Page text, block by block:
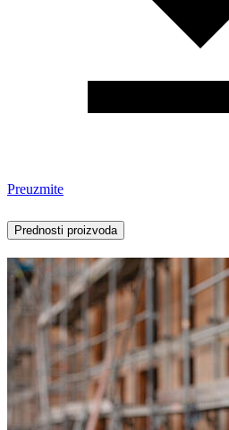
Preuzmite
Prednosti proizvoda